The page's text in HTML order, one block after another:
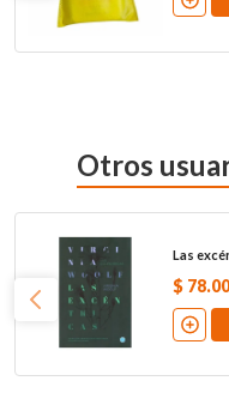
Otros
Las
$ 78.